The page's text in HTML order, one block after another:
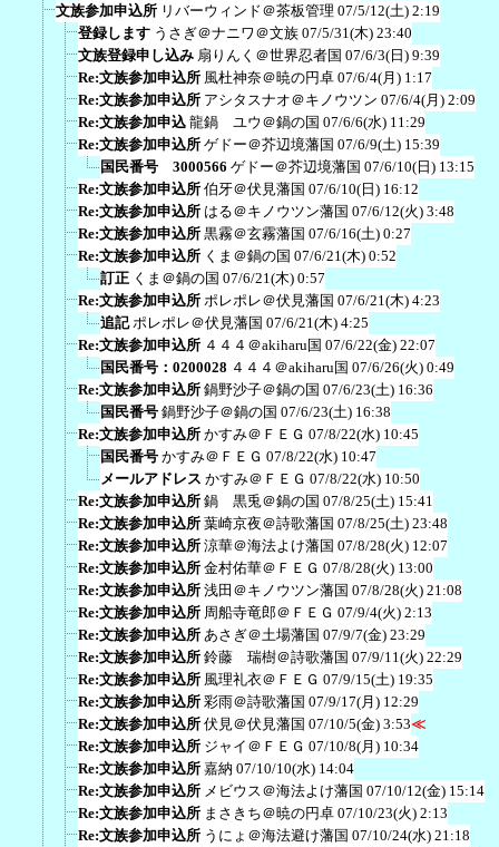
文族参加申込所 リバーウィンド＠茶板管理 07/5/12(土) 2:19
登録します うさぎ＠ナニワ＠文族 07/5/31(木) 23:40
文族登録申し込み 扇りんく＠世界忍者国 07/6/3(日) 9:39
Re:文族参加申込所 風杜神奈＠暁の円卓 07/6/4(月) 1:17
Re:文族参加申込所 アシタスナオ＠キノウツン 07/6/4(月) 2:09
Re:文族参加申込 龍鍋 ユウ＠鍋の国 07/6/6(水) 11:29
Re:文族参加申込所 ゲドー＠芥辺境藩国 07/6/9(土) 15:39
国民番号 3000566 ゲドー＠芥辺境藩国 07/6/10(日) 13:15
Re:文族参加申込所 伯牙＠伏見藩国 07/6/10(日) 16:12
Re:文族参加申込所 はる＠キノウツン藩国 07/6/12(火) 3:48
Re:文族参加申込所 黒霧＠玄霧藩国 07/6/16(土) 0:27
Re:文族参加申込所 くま＠鍋の国 07/6/21(木) 0:52
訂正 くま＠鍋の国 07/6/21(木) 0:57
Re:文族参加申込所 ポレポレ＠伏見藩国 07/6/21(木) 4:23
追記 ポレポレ＠伏見藩国 07/6/21(木) 4:25
Re:文族参加申込所 ４４４＠akiharu国 07/6/22(金) 22:07
国民番号：0200028 ４４４＠akiharu国 07/6/26(火) 0:49
Re:文族参加申込所 鍋野沙子＠鍋の国 07/6/23(土) 16:36
国民番号 鍋野沙子＠鍋の国 07/6/23(土) 16:38
Re:文族参加申込所 かすみ＠ＦＥＧ 07/8/22(水) 10:45
国民番号 かすみ＠ＦＥＧ 07/8/22(水) 10:47
メールアドレス かすみ＠ＦＥＧ 07/8/22(水) 10:50
Re:文族参加申込所 鍋 黒兎＠鍋の国 07/8/25(土) 15:41
Re:文族参加申込所 葉崎京夜＠詩歌藩国 07/8/25(土) 23:48
Re:文族参加申込所 涼華＠海法よけ藩国 07/8/28(火) 12:07
Re:文族参加申込所 金村佑華＠ＦＥＧ 07/8/28(火) 13:00
Re:文族参加申込所 浅田＠キノウツン藩国 07/8/28(火) 21:08
Re:文族参加申込所 周船寺竜郎＠ＦＥＧ 07/9/4(火) 2:13
Re:文族参加申込所 あさぎ＠土場藩国 07/9/7(金) 23:29
Re:文族参加申込所 鈴藤 瑞樹＠詩歌藩国 07/9/11(火) 22:29
Re:文族参加申込所 風理礼衣＠ＦＥＧ 07/9/15(土) 19:35
Re:文族参加申込所 彩雨＠詩歌藩国 07/9/17(月) 12:29
Re:文族参加申込所 伏見＠伏見藩国 07/10/5(金) 3:53≪
Re:文族参加申込所 ジャイ＠ＦＥＧ 07/10/8(月) 10:34
Re:文族参加申込所 嘉納 07/10/10(水) 14:04
Re:文族参加申込所 メビウス＠海法よけ藩国 07/10/12(金) 15:14
Re:文族参加申込所 まさきち＠暁の円卓 07/10/23(火) 2:13
Re:文族参加申込所 うにょ＠海法避け藩国 07/10/24(水) 21:18